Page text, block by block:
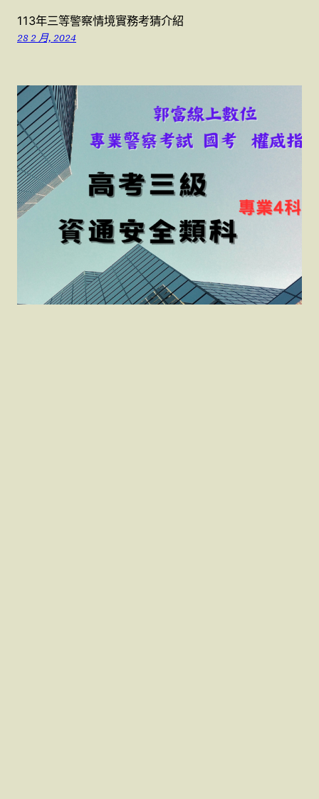
113年三等警察情境實務考猜介紹
28 2 月, 2024